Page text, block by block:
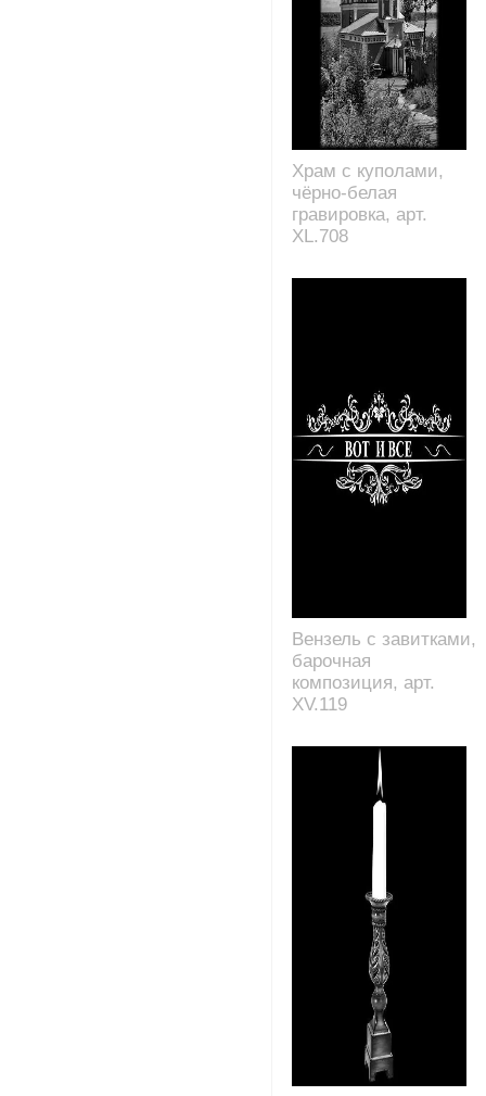
Храм с куполами,
чёрно-белая
гравировка, арт.
XL.708
Вензель с завитками,
барочная
композиция, арт.
XV.119